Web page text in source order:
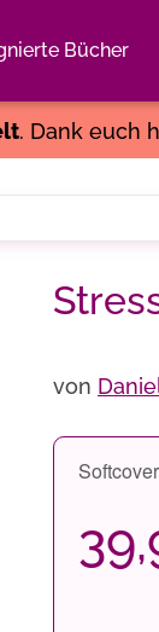
Bücher
. Dank euch
von